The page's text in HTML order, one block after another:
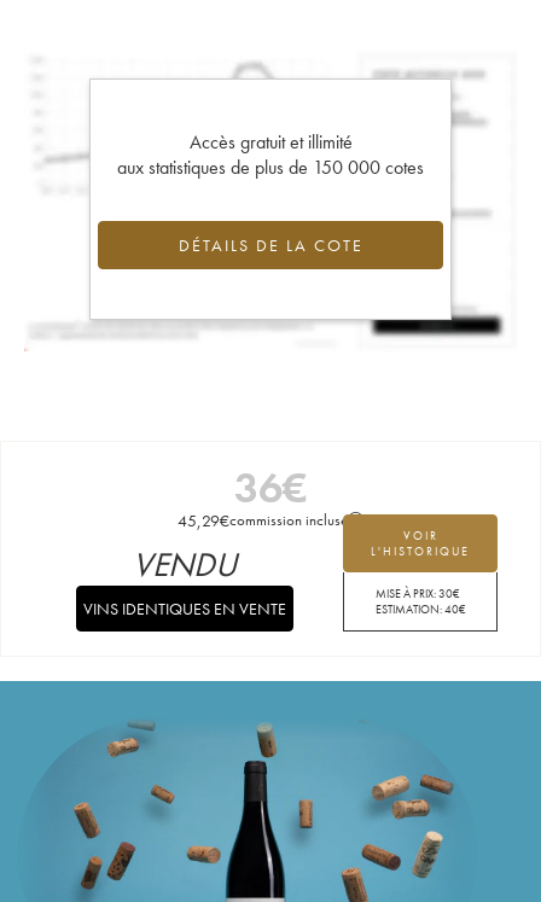
Accès gratuit et illimité
aux statistiques de plus de 150 000 cotes
DÉTAILS DE LA COTE
36€
45,29€commission incluse
VOIR
L'HISTORIQUE
MISE À PRIX:30€
ESTIMATION:40€
VENDU
VINS IDENTIQUES EN VENTE